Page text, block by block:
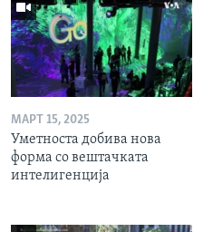
МАРТ 15, 2025
Уметноста добива нова
форма со вештачката
интелигенција